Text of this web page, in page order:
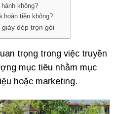
không?
hoàn tiền không?
dép trọn gói
trọng trong việc truyền
mục tiêu nhằm mục
hoặc marketing.